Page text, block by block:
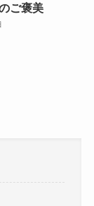
ご褒美